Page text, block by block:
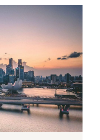
Grazie a
e
e ad
agricole,
ha